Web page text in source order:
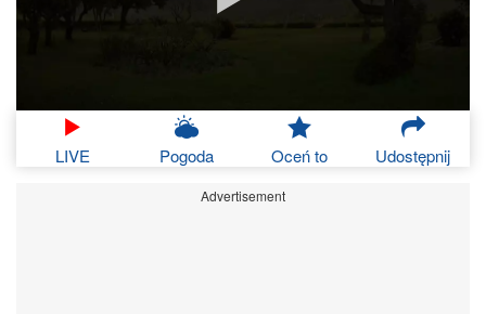
LIVE Pogoda Oceń to Udostępnij
Advertisement